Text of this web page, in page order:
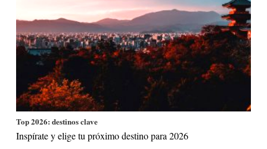
Top 2026: destinos clave
Inspírate y elige tu próximo destino para 2026